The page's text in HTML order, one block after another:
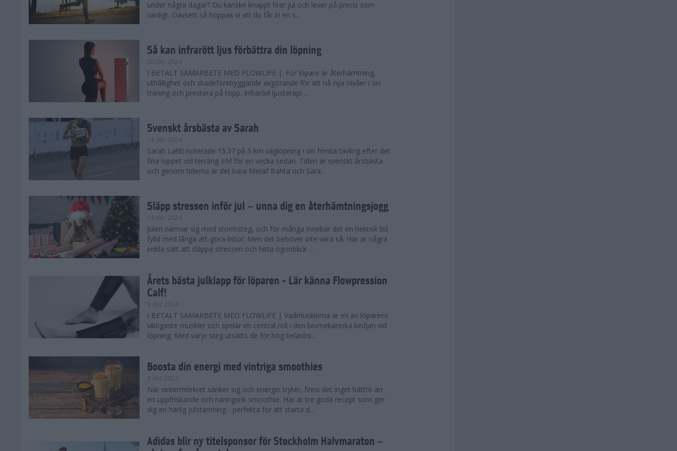
under några dagar? Du kanske knappt firar jul och lever på precis som
vanligt. Oavsett så hoppas vi att du får in en s...
Så kan infrarött ljus förbättra din löpning
20 dec 2024
I BETALT SAMARBETE MED FLOWLIFE |. För löpare är återhämtning,
uthållighet och skadeförebyggande avgörande för att nå nya nivåer i sin
träning och prestera på topp. Infraröd ljusterapi ...
Svenskt årsbästa av Sarah
14 dec 2024
Sarah Lahti noterade 15.37 på 5 km väglöpning i sin första tävling efter det
fina loppet vid terräng-EM för en vecka sedan. Tiden är svenskt årsbästa
och genom tiderna är det bara Meraf Bahta och Sara...
Släpp stressen inför jul – unna dig en återhämtningsjogg
14 dec 2024
Julen närmar sig med stormsteg, och för många innebär det en hektisk tid
fylld med långa att-göra-listor. Men det behöver inte vara så. Här är några
enkla sätt att släppa stressen och hitta ögonblick ...
Årets bästa julklapp för löparen - Lär känna Flowpression
Calf!
9 dec 2024
I BETALT SAMARBETE MED FLOWLIFE | Vadmusklerna är en av löparens
viktigaste muskler och spelar en central roll i den biomekaniska kedjan vid
löpning. Med varje steg utsätts de för hög belastni...
Boosta din energi med vintriga smoothies
9 dec 2024
När vintermörkret sänker sig och energin tryter, finns det inget bättre än
en uppfriskande och näringsrik smoothie. Här är tre goda recept som ger
dig en härlig julstämning - perfekta för att starta d...
Adidas blir ny titelsponsor för Stockholm Halvmaraton –